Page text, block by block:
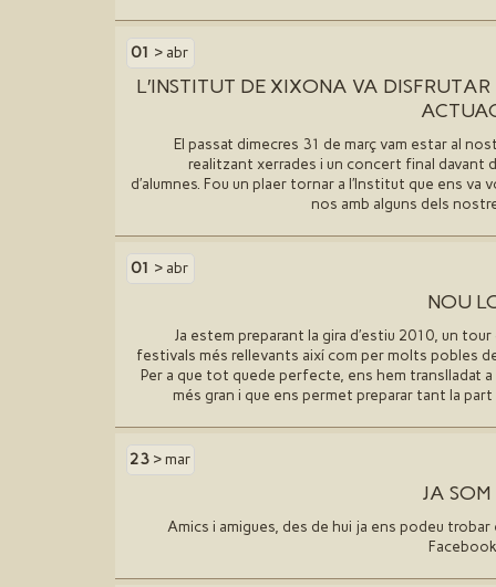
01 > abr
L′INSTITUT DE XIXONA VA
El passat dimecres 31 de març vam estar al
realitzant xerrades i un concert final davant
d′alumnes. Fou un plaer tornar a l′Institut que ens va
nos amb alguns dels
01 > abr
NOU
Ja estem preparant la gira d′estiu 2010, un
festivals més rellevants així com per molts pobles
Per a que tot quede perfecte, ens hem translladat a
més gran i que ens permet preparar tant la part
23 > mar
JA
Amics i amigues, des de hui ja ens podeu trobar